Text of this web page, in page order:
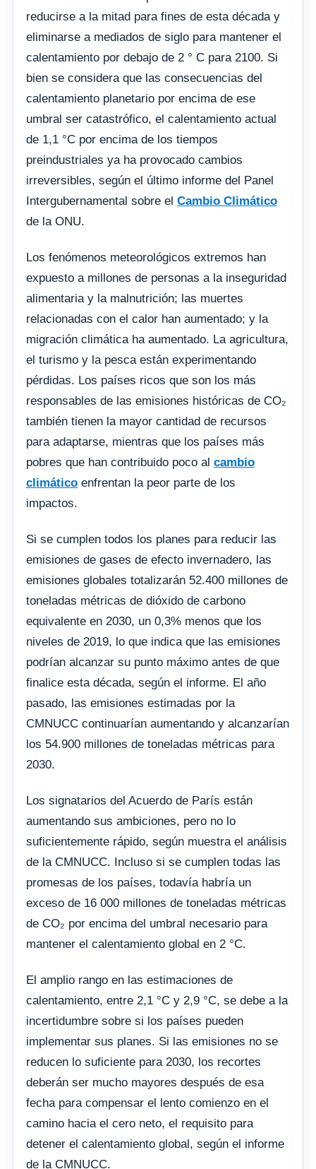
reducirse a la mitad para fines de esta década y
eliminarse a mediados de siglo para mantener el
calentamiento por debajo de 2 ° C para 2100. Si
bien se considera que las consecuencias del
calentamiento planetario por encima de ese
umbral ser catastrófico, el calentamiento actual
de 1,1 °C por encima de los tiempos
preindustriales ya ha provocado cambios
irreversibles, según el último informe del Panel
Intergubernamental sobre el Cambio Climático
de la ONU.
Los fenómenos meteorológicos extremos han
expuesto a millones de personas a la inseguridad
alimentaria y la malnutrición; las muertes
relacionadas con el calor han aumentado; y la
migración climática ha aumentado. La agricultura,
el turismo y la pesca están experimentando
pérdidas. Los países ricos que son los más
responsables de las emisiones históricas de CO₂
también tienen la mayor cantidad de recursos
para adaptarse, mientras que los países más
pobres que han contribuido poco al cambio
climático enfrentan la peor parte de los
impactos.
Si se cumplen todos los planes para reducir las
emisiones de gases de efecto invernadero, las
emisiones globales totalizarán 52.400 millones de
toneladas métricas de dióxido de carbono
equivalente en 2030, un 0,3% menos que los
niveles de 2019, lo que indica que las emisiones
podrían alcanzar su punto máximo antes de que
finalice esta década, según el informe. El año
pasado, las emisiones estimadas por la
CMNUCC continuarían aumentando y alcanzarían
los 54.900 millones de toneladas métricas para
2030.
Los signatarios del Acuerdo de París están
aumentando sus ambiciones, pero no lo
suficientemente rápido, según muestra el análisis
de la CMNUCC. Incluso si se cumplen todas las
promesas de los países, todavía habría un
exceso de 16 000 millones de toneladas métricas
de CO₂ por encima del umbral necesario para
mantener el calentamiento global en 2 °C.
El amplio rango en las estimaciones de
calentamiento, entre 2,1 °C y 2,9 °C, se debe a la
incertidumbre sobre si los países pueden
implementar sus planes. Si las emisiones no se
reducen lo suficiente para 2030, los recortes
deberán ser mucho mayores después de esa
fecha para compensar el lento comienzo en el
camino hacia el cero neto, el requisito para
detener el calentamiento global, según el informe
de la CMNUCC.